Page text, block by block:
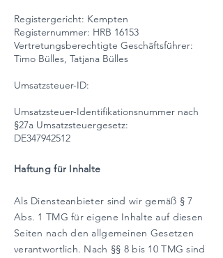
Registergericht: Kempten
Registernummer: HRB 16153
Vertretungsberechtigte Geschäftsführer:
Timo Bülles, Tatjana Bülles
Umsatzsteuer-ID:
Umsatzsteuer-Identifikationsnummer nach
§27a Umsatzsteuergesetz:
DE347942512
Haftung für Inhalte
Als Diensteanbieter sind wir gemäß § 7
Abs. 1 TMG für eigene Inhalte auf diesen
Seiten nach den allgemeinen Gesetzen
verantwortlich. Nach §§ 8 bis 10 TMG sind